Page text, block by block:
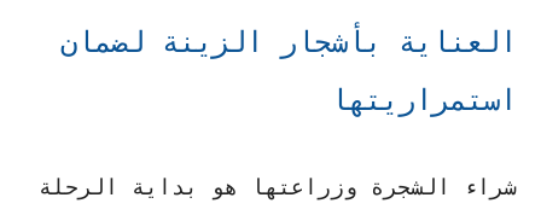
العناية بأشجار الزينة لضمان
استمراريتها
شراء الشجرة وزراعتها هو بداية الرحلة